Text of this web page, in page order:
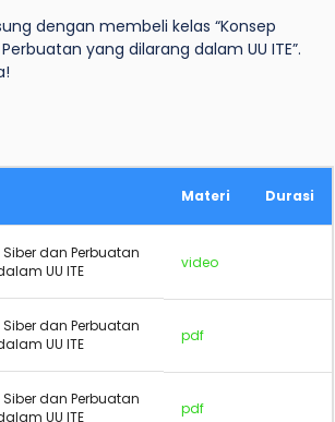
dengan membeli kelas “Konsep
yang dilarang dalam UU ITE”.
Materi Durasi
dan Perbuatan
UU ITE
video
dan Perbuatan
UU ITE
pdf
dan Perbuatan
UU ITE
pdf